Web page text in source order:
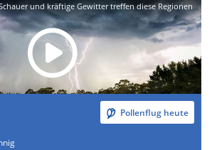
und kräftige Gewitter treffen diese Regionen
Pollenflug heute